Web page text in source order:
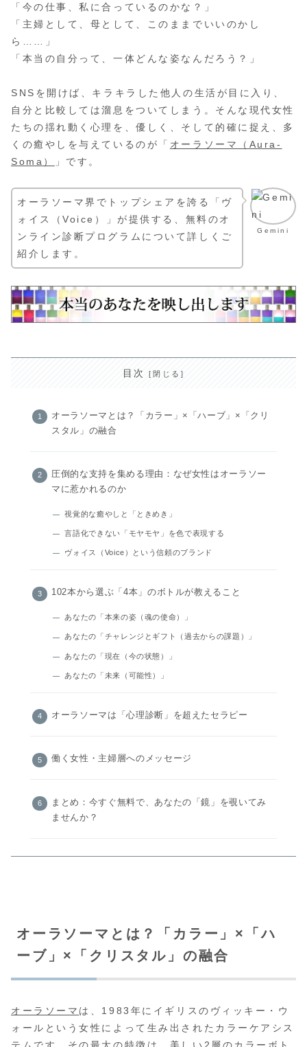
「今の仕事、私に合っているのかな？」
「主婦として、母として、このままでいいのかし
ら……」
「本当の自分って、一体どんな姿なんだろう？」
SNSを開けば、キラキラした他人の生活が目に入り、
自分と比較しては溜息をついてしまう。そんな現代女性
たちの揺れ動く心理を、優しく、そして的確に捉え、多
くの癒やしを与えているのが「 オーラソーマ（Aura-
Soma）
」です。
Gemini
オーラソーマ界でトップシェアを誇る「ヴ
ォイス（Voice）」が提供する、無料のオ
ンライン診断プログラムについて詳しくご
紹介します。
目次
オーラソーマとは？「カラー」×「ハーブ」×「クリ
スタル」の融合
圧倒的な支持を集める理由：なぜ女性はオーラソー
マに惹かれるのか
視覚的な癒やしと「ときめき」
言語化できない「モヤモヤ」を色で表現する
ヴォイス（Voice）という信頼のブランド
102本から選ぶ「4本」のボトルが教えること
あなたの「本来の姿（魂の使命）」
あなたの「チャレンジとギフト（過去からの課題）」
あなたの「現在（今の状態）」
あなたの「未来（可能性）」
オーラソーマは「心理診断」を超えたセラピー
働く女性・主婦層へのメッセージ
まとめ：今すぐ無料で、あなたの「鏡」を覗いてみ
ませんか？
オーラソーマとは？「カラー」×「ハ
ーブ」×「クリスタル」の融合
オーラソーマ は、1983年にイギリスのヴィッキー・ウ
ォールという女性によって生み出されたカラーケアシス